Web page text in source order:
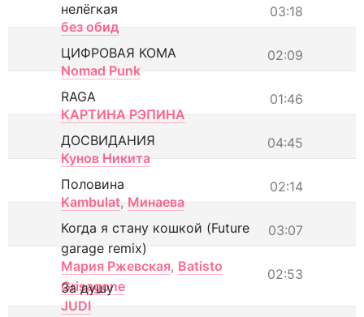
03:18
нелёгкая
без обид
02:09
ЦИФРОВАЯ КОМА
Nomad Punk
01:46
RAGA
КАРТИНА РЭПИНА
04:45
ДОСВИДАНИЯ
Кунов Никита
02:14
Половина
Kambulat, Минаева
03:07
Когда я стану кошкой (Future
garage remix)
Мария Ржевская, Batisto
Grisagone
02:53
За душу
JUDI